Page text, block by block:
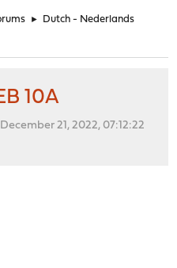
► Dutch - Nederlands
10A
21, 2022, 07:12:22